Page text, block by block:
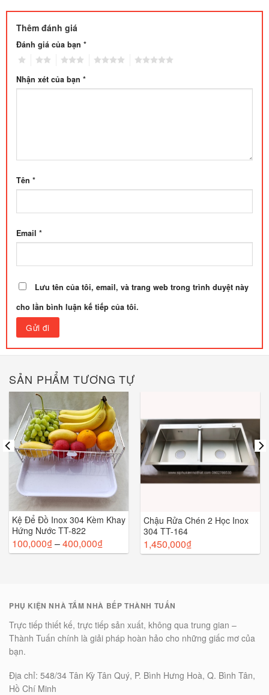
Thêm đánh giá
Đánh giá của bạn *
Nhận xét của bạn *
Tên *
Email *
Lưu tên của tôi, email, và trang web trong trình duyệt này
cho lần bình luận kế tiếp của tôi.
SẢN PHẨM TƯƠNG TỰ
Kệ Để Đồ Inox 304 Kèm Khay
Hứng Nước TT-822
100,000₫–400,000₫
Chậu Rửa Chén 2 Học Inox
304 TT-164
1,450,000₫
PHỤ KIỆN NHÀ TẮM NHÀ BẾP THÀNH TUẤN
Trực tiếp thiết kế, trực tiếp sản xuất, không qua trung gian –
Thành Tuấn chính là giải pháp hoàn hảo cho những giấc mơ của
bạn.
Địa chỉ: 548/34 Tân Kỳ Tân Quý, P. Bình Hưng Hoà, Q. Bình Tân,
Hồ Chí Minh